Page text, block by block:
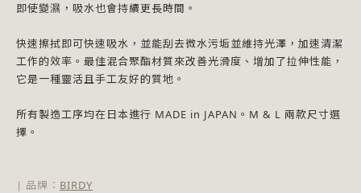
即使變濕，吸水也會持續更長時間。
快速擦拭即可快速吸水，並能刮去微水污垢並維持光澤，加速清潔
工作的效率。最佳混合聚酯材質來改善光滑度、增加了拉伸性能，
它是一種靈活且手工友好的質地。
所有製造工序均在日本進行 MADE in JAPAN。M & L 兩款尺寸選
擇。
| 品牌： BIRDY